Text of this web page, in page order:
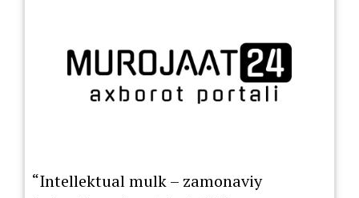
“Intellektual mulk – zamonaviy